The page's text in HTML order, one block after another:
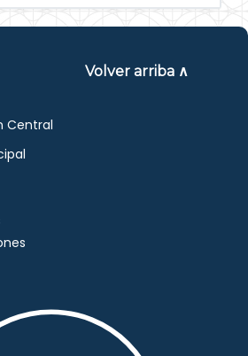
Volver arriba ∧
Central